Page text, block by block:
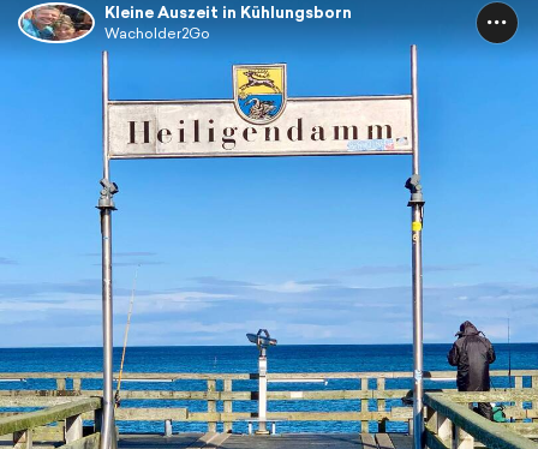
Kleine Auszeit in Kühlungsborn
Wacholder2Go